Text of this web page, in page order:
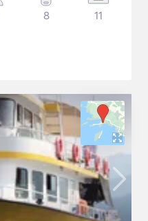
8 11